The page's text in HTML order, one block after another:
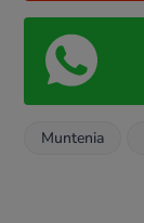
Muntenia